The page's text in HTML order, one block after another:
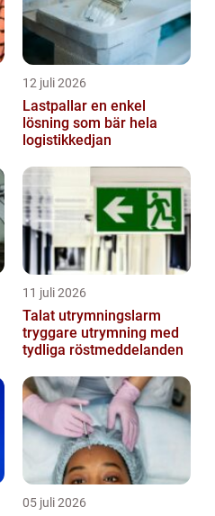
12 juli 2026
Lastpallar en enkel
lösning som bär hela
logistikkedjan
11 juli 2026
Talat utrymningslarm
tryggare utrymning med
tydliga röstmeddelanden
05 juli 2026